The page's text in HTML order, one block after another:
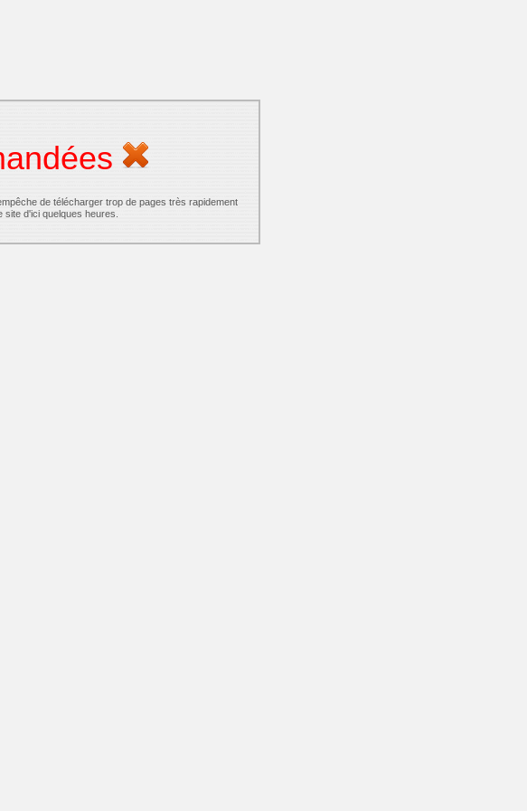
de télécharger trop de pages très rapidement
d'ici quelques heures.